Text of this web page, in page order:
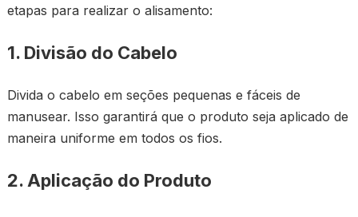
etapas para realizar o alisamento:
1. Divisão do Cabelo
Divida o cabelo em seções pequenas e fáceis de
manusear. Isso garantirá que o produto seja aplicado de
maneira uniforme em todos os fios.
2. Aplicação do Produto